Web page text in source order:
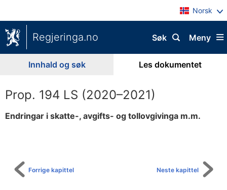
Norsk
Regjeringa.no Meny
Søk
Innhald og søk Les dokumentet
Prop. 194 LS (2020–2021)
Endringar i skatte-, avgifts- og tollovgivinga m.m.
Neste kapittel
Forrige kapittel